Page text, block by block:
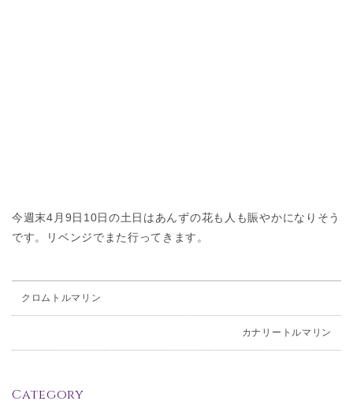
今週末4月9日10日の土日はあんずの花も人も賑やかになりそう
です。リベンジでまた行ってきます。
クロムトルマリン
カナリートルマリン
Category